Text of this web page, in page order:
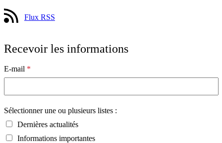
Flux RSS
Recevoir les informations
E-mail *
Sélectionner une ou plusieurs listes :
Dernières actualités
Informations importantes